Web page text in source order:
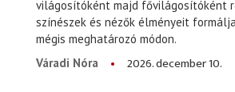
világosítóként majd fővilágosítóként
színészek és nézők élményeit
mégis meghatározó módon.
Váradi Nóra
2026. december 10.